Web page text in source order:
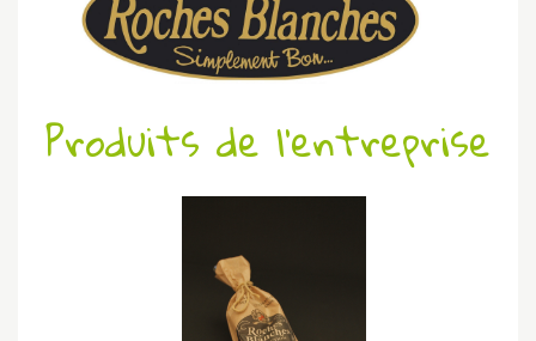
Produits de l'entreprise